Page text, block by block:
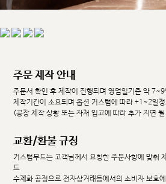
주문 제작 안내
주문서 확인 후 제작이 진행되며 영업일기준 약
제작기간이 소요되며 옵션 커스텀에 따라 +1~2일
(공장 제작 상황 또는 자재 입고에 따라 추가 지연
교환/환불 규정
커스텀무드는 고객님께서 요청한 주문사항에 맞춰
드
수제화 공정으로 전자상거래등에서의 소비자 보호